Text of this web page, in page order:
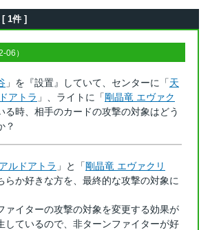
[ 1件 ]
06）
」を『設置』していて、センターに「天
アトラ 」、ライトに「剛晶竜 エヴァク
る時、相手のカードの攻撃の対象はどう
？
ルドアトラ 」と「剛晶竜 エヴァクリ
らか好きな方を、最終的な攻撃の対象に
ァイターの攻撃の対象を変更する効果が
しているので、非ターンファイターが好